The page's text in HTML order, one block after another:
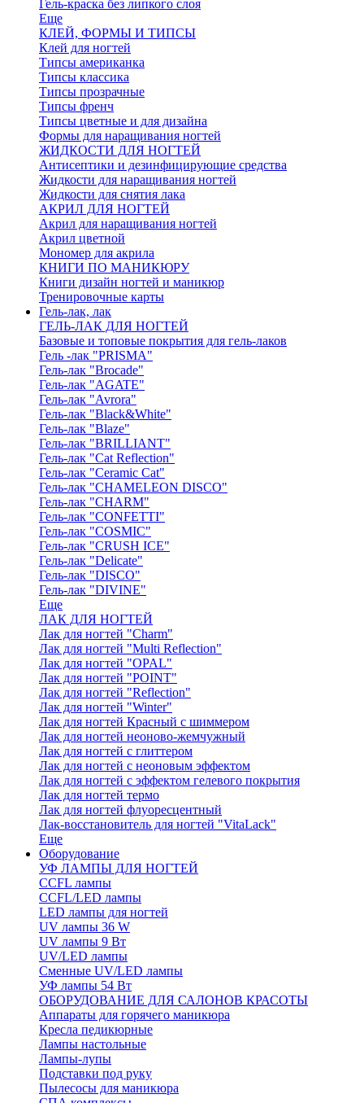
Гель-краска без липкого слоя
Еще
КЛЕЙ, ФОРМЫ И ТИПСЫ
Клей для ногтей
Типсы американка
Типсы классика
Типсы прозрачные
Типсы френч
Типсы цветные и для дизайна
Формы для наращивания ногтей
ЖИДКОСТИ ДЛЯ НОГТЕЙ
Антисептики и дезинфицирующие средства
Жидкости для наращивания ногтей
Жидкости для снятия лака
АКРИЛ ДЛЯ НОГТЕЙ
Акрил для наращивания ногтей
Акрил цветной
Мономер для акрила
КНИГИ ПО МАНИКЮРУ
Книги дизайн ногтей и маникюр
Тренировочные карты
Гель-лак, лак
ГЕЛЬ-ЛАК ДЛЯ НОГТЕЙ
Базовые и топовые покрытия для гель-лаков
Гель -лак "PRISMA"
Гель-лак "Brocade"
Гель-лак "AGATE"
Гель-лак "Avrora"
Гель-лак "Black&White"
Гель-лак "Blaze"
Гель-лак "BRILLIANT"
Гель-лак "Cat Reflection"
Гель-лак "Ceramic Cat"
Гель-лак "CHAMELEON DISCO"
Гель-лак "CHARM"
Гель-лак "CONFETTI"
Гель-лак "COSMIC"
Гель-лак "CRUSH ICE"
Гель-лак "Delicate"
Гель-лак "DISCO"
Гель-лак "DIVINE"
Еще
ЛАК ДЛЯ НОГТЕЙ
Лак для ногтей "Charm"
Лак для ногтей "Multi Reflection"
Лак для ногтей "OPAL"
Лак для ногтей "POINT"
Лак для ногтей "Reflection"
Лак для ногтей "Winter"
Лак для ногтей Красный с шиммером
Лак для ногтей неоново-жемчужный
Лак для ногтей с глиттером
Лак для ногтей с неоновым эффектом
Лак для ногтей с эффектом гелевого покрытия
Лак для ногтей термо
Лак для ногтей флуоресцентный
Лак-восстановитель для ногтей "VitaLack"
Еще
Оборудование
УФ ЛАМПЫ ДЛЯ НОГТЕЙ
CCFL лампы
CCFL/LED лампы
LED лампы для ногтей
UV лампы 36 W
UV лампы 9 Вт
UV/LED лампы
Сменные UV/LED лампы
УФ лампы 54 Вт
ОБОРУДОВАНИЕ ДЛЯ САЛОНОВ КРАСОТЫ
Аппараты для горячего маникюра
Кресла педикюрные
Лампы настольные
Лампы-лупы
Подставки под руку
Пылесосы для маникюра